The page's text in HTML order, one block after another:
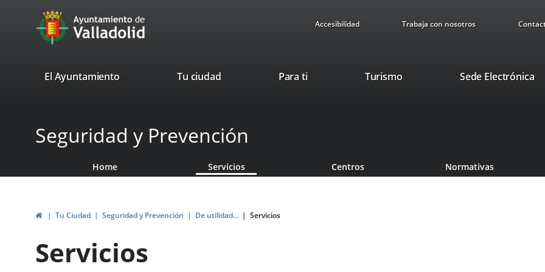
Portal
Web
Ayuntamiento
Valladolid
Accesibilidad Trabaja con nosotros
valladolid.es
El Ayuntamiento Tu ciudad Para ti TurismoThis
Sede Electrónica
Seguridad y Prevención
Home Servicios Centros Normativas
HomeTu Ciudad Seguridad y Prevención De utilidad... Servicios
Servicios